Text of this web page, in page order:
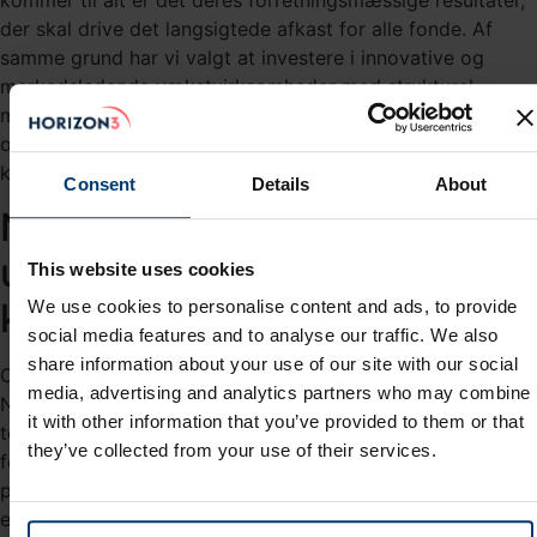
Consent Details About
This website uses cookies
We use cookies to personalise content and ads, to provide
social media features and to analyse our traffic. We also
share information about your use of our site with our social
media, advertising and analytics partners who may combine
it with other information that you’ve provided to them or that
they’ve collected from your use of their services.
der skal drive det langsigtede afkast for alle fonde. Af
samme grund har vi valgt at investere i innovative og
markedsledende vækstvirksomheder med strukturel
medvind, voksende cash flow, stærke finansielle balancer
og dygtige ledelser, der også selv har hånden på
kogepladen.
Nvidia aktien stiger efter
udtalelse på Goldman Sachs
konference
Onsdag var Jensen Huang, som er CEO og grundlægger af
Nvidia (NASDAQ:NVDA) inviteret til at tale på en
teknologikonference arrangeret af Goldman Sachs. Her
fortalte han, at efterspørgslen efter deres nye Blackwell
platform er meget større end udbuddet. Og endda i sådan
en grad, at det har skabt store frustrationer hos flere